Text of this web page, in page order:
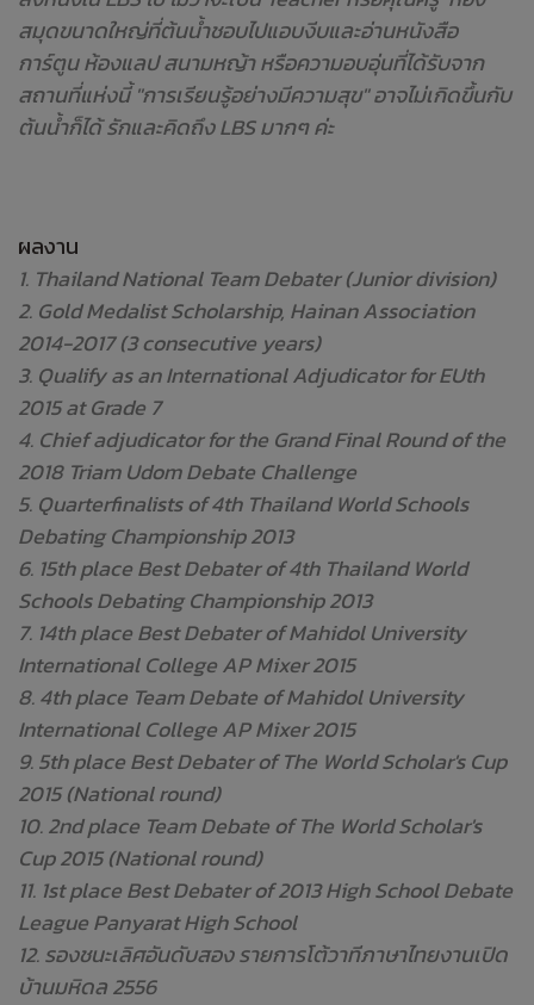
สมุดขนาดใหญ่ที่ต้นน้ำชอบไปแอบงีบและอ่านหนังสือ
การ์ตูน ห้องแลป สนามหญ้า หรือความอบอุ่นที่ได้รับจาก
สถานที่แห่งนี้ "การเรียนรู้อย่างมีความสุข" อาจไม่เกิดขึ้นกับ
ต้นน้ำก็ได้ รักและคิดถึง LBS มากๆ ค่ะ
ผลงาน
1. Thailand National Team Debater (Junior division)
2. Gold Medalist Scholarship, Hainan Association
2014-2017 (3 consecutive years)
3. Qualify as an International Adjudicator for EUth
2015 at Grade 7
4. Chief adjudicator for the Grand Final Round of the
2018 Triam Udom Debate Challenge
5. Quarterfinalists of 4th Thailand World Schools
Debating Championship 2013
6. 15th place Best Debater of 4th Thailand World
Schools Debating Championship 2013
7. 14th place Best Debater of Mahidol University
International College AP Mixer 2015
8. 4th place Team Debate of Mahidol University
International College AP Mixer 2015
9. 5th place Best Debater of The World Scholar's Cup
2015 (National round)
10. 2nd place Team Debate of The World Scholar's
Cup 2015 (National round)
11. 1st place Best Debater of 2013 High School Debate
League Panyarat High School
12. รองชนะเลิศอันดับสอง รายการโต้วาทีภาษาไทยงานเปิด
บ้านมหิดล 2556